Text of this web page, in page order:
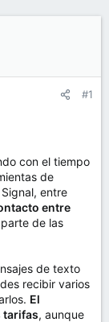
#1
con el tiempo
de
entre
entre
de las
de texto
recibir varios
El
tarifas, aunque